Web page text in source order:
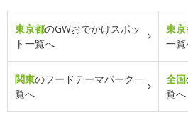
東京都のGWおでかけスポッ
ト一覧へ
東
一
関東のフードテーマパーク一
覧へ
全国
覧へ